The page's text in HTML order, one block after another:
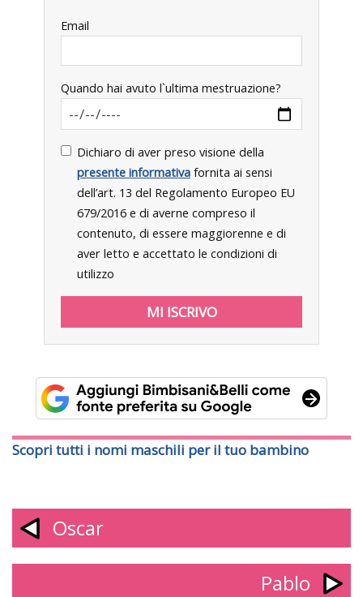
Email
Quando hai avuto l`ultima mestruazione?
Dichiaro di aver preso visione della
presente informativa fornita ai sensi
dell’art. 13 del Regolamento Europeo EU
679/2016 e di averne compreso il
contenuto, di essere maggiorenne e di
aver letto e accettato le condizioni di
utilizzo
Scopri tutti i nomi maschili per il tuo bambino
Oscar
Pablo